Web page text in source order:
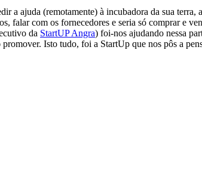
a ajuda (remotamente) à incubadora da sua terra, a
falar com os fornecedores e seria só comprar e
da StartUP Angra) foi-nos ajudando nessa
Isto tudo, foi a StartUp que nos pôs a